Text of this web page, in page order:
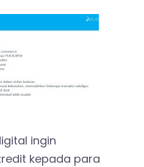
ingin
kepada para